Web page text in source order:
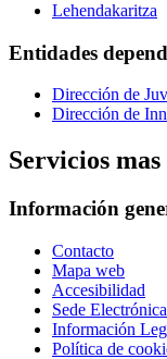
Lehendakaritza
Entidades
Dirección de
Dirección de
Servicios
Información
Contacto
Mapa web
Accesibilidad
Sede Electrónica
Información
Política de